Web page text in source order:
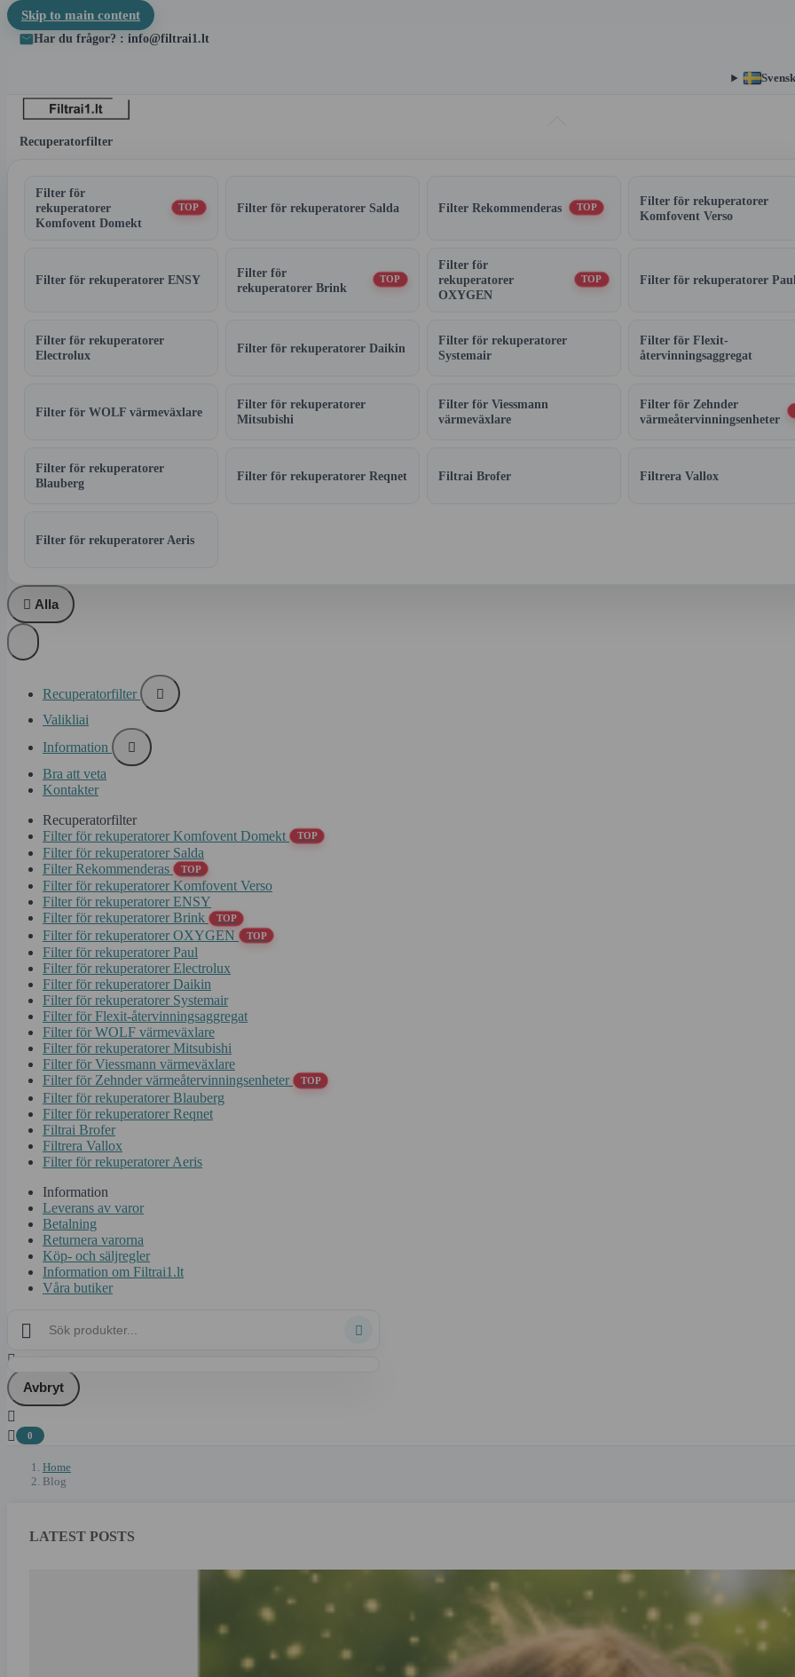
Skip to main content
Har du frågor? : info@filtrai1.lt
Recuperatorfilter
Filter för
rekuperatorer
Komfovent Domekt
TOP Filter för rekuperatorer Salda Filter Rekommenderas TOP
Filter för rekuperatorer
Komfovent Verso
Filter för rekuperatorer ENSY
Filter för
rekuperatorer Brink
TOP
Filter för
rekuperatorer
OXYGEN
TOP Filter för rekuperatorer
Filter för rekuperatorer
Electrolux
Filter för rekuperatorer Daikin
Filter för rekuperatorer
Systemair
Filter för Flexit-
återvinningsaggregat
Filter för WOLF värmeväxlare
Filter för rekuperatorer
Mitsubishi
Filter för Viessmann
värmeväxlare
Filter för Zehnder
värmeåtervinningsenheter
Filter för rekuperatorer
Blauberg
Filter för rekuperatorer Reqnet Filtrai Brofer Filtrera Vallox
Filter för rekuperatorer Aeris
 Alla
Recuperatorfilter

Valikliai
Information

Bra att veta
Kontakter
Recuperatorfilter
Filter för rekuperatorer Komfovent Domekt
TOP
Filter för rekuperatorer Salda
Filter Rekommenderas
TOP
Filter för rekuperatorer Komfovent Verso
Filter för rekuperatorer ENSY
Filter för rekuperatorer Brink
TOP
Filter för rekuperatorer OXYGEN TOP
Filter för rekuperatorer Paul
Filter för rekuperatorer Electrolux
Filter för rekuperatorer Daikin
Filter för rekuperatorer Systemair
Filter för Flexit-återvinningsaggregat
Filter för WOLF värmeväxlare
Filter för rekuperatorer Mitsubishi
Filter för Viessmann värmeväxlare
Filter för Zehnder värmeåtervinningsenheter
TOP
Filter för rekuperatorer Blauberg
Filter för rekuperatorer Reqnet
Filtrai Brofer
Filtrera Vallox
Filter för rekuperatorer Aeris
Information
Leverans av varor
Betalning
Returnera varorna
Köp- och säljregler
Information om Filtrai1.lt
Våra butiker



Avbryt


0
Home
Blog
LATEST POSTS